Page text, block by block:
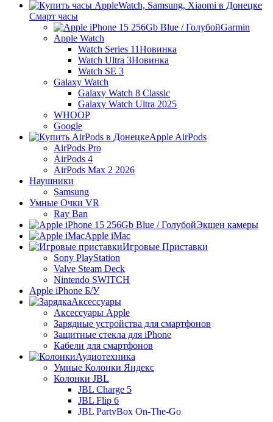
Смарт часы
Garmin
Apple Watch
Watch Series 11Новинка
Watch Ultra 3Новинка
Watch SE 3
Galaxy Watch
Galaxy Watch 8 Classic
Galaxy Watch Ultra 2025
WHOOP
Google
Apple AirPods
AirPods Pro
AirPods 4
AirPods Max 2 2026
Наушники
Samsung
Умные Очки VR
Ray Ban
Экшен камеры
Apple iMac
Игровые Приставки
Sony PlayStation
Valve Steam Deck
Nintendo SWITCH
Apple iPhone Б/У
Аксессуары
Аксессуары Apple
Зарядные устройства для смартфонов
Защитные стекла для iPhone
Кабели для смартфонов
Аудиотехника
Умные Колонки Яндекс
Колонки JBL
JBL Charge 5
JBL Flip 6
JBL PartyBox On-The-Go